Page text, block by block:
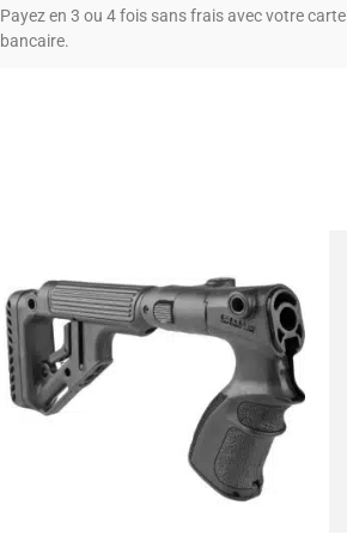
Payez en 3 ou 4 fois sans frais avec votre carte
bancaire.